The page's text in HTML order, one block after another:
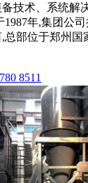
技术、系统解
1987年,集团公
,总部位于郑州
8511